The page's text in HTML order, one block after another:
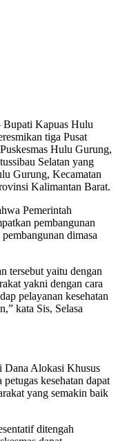
Bupati Kapuas Hulu
tiga Pusat
Hulu Gurung,
Selatan yang
Gurung, Kecamatan
Kalimantan Barat.
Pemerintah
pembangunan
dimasa
tersebut yaitu dengan
yakni dengan cara
pelayanan kesehatan
kata Sis, Selasa
Dana Alokasi Khusus
kesehatan dapat
yang semakin baik
ditengah